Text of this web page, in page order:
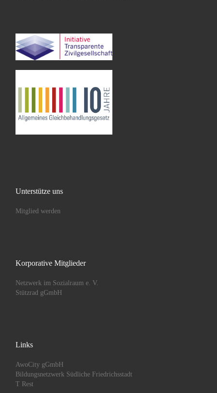
Unterstütze uns
Mitglied werden
Korporative Mitglieder
Netzwerk im Sozialraum e. V.
Stützrad gGmbH
Links
AwoCity gGmbH
Bildungsnetzwerk Südliche Friedrichsstadt
T Rest